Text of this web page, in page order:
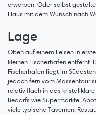
erwerben. Oder selbst
Haus mit dem Wunsch nach
Lage
Oben auf einem Felsen in
kleinen Fischerhafen entfernt.
Fischerhafen liegt im
jedoch fern vom
relativ flach in das
Bedarfs wie Supermärkte,
viele typische Tavernen,